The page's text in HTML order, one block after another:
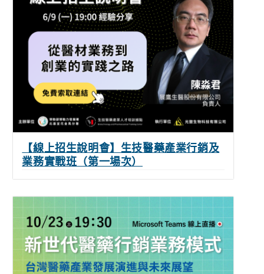
【線上招生說明會】生技醫藥產業行銷及
業務實戰班（第一場次）